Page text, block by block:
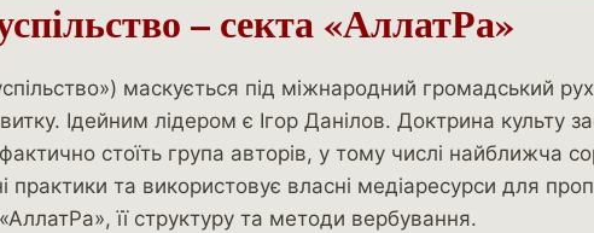
– секта «АллатРа»
маскується під міжнародний громадський
Ідейним лідером є Ігор Данілов. Доктрина культу
стоїть група авторів, у тому числі найближча
та використовує власні медіаресурси для
її структуру та методи вербування.